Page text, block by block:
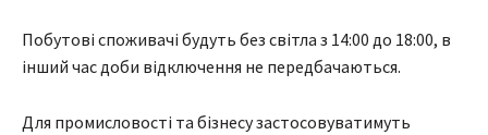
Побутові споживачі будуть без світла з 14:00 до 18:00, в
інший час доби відключення не передбачаються.
Для промисловості та бізнесу застосовуватимуть